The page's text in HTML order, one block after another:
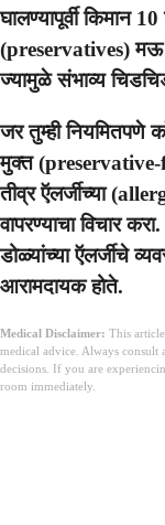
घालण्यापूर्वी किमान
(preservatives) मऊ
ज्यामुळे संभाव्य
जर तुम्ही नियमितपणे
मुक्त (preservative-
तीव्र ऍलर्जीच्या
वापरण्याचा विचार
डोळ्यांच्या ऍलर्जीचे
आरामदायक होते.
Medical Disclaimer: This
medical advice. Always consult
decisions. If you are
room immediately.